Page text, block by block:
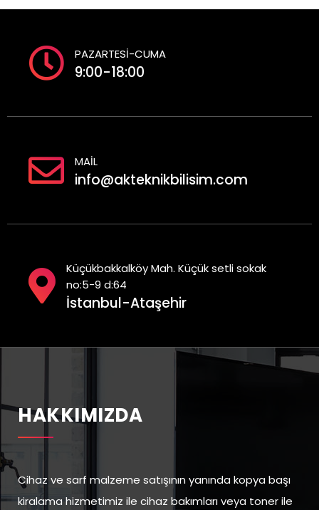
PAZARTESİ-CUMA
9:00-18:00
MAİL
info@akteknikbilisim.com
Küçükbakkalköy Mah. Küçük setli sokak
no:5-9 d:64
İstanbul-Ataşehir
HAKKIMIZDA
Cihaz ve sarf malzeme satışının yanında kopya başı
kiralama hizmetimiz ile cihaz bakımları veya toner ile